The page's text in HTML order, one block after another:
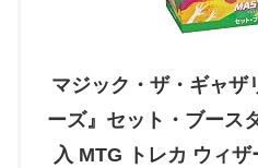
マジック・ザ・ギャザ
ーズ』セット・ブース
入 MTG トレカ ウィ